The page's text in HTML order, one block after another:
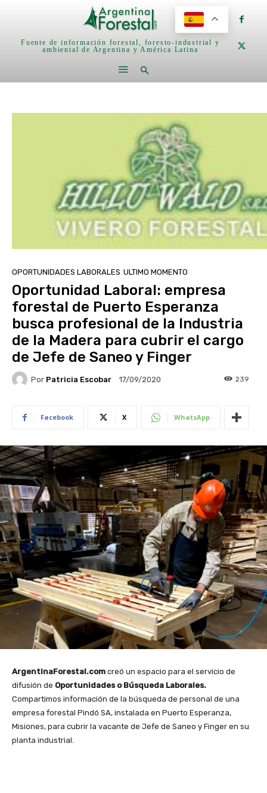
Fuente de información forestal, foresto-industrial y
ambiental de Argentina y América Latina
OPORTUNIDADES LABORALES ULTIMO MOMENTO
Oportunidad Laboral: empresa
forestal de Puerto Esperanza
busca profesional de la Industria
de la Madera para cubrir el cargo
de Jefe de Saneo y Finger
Por Patricia Escobar 17/09/2020 239
Facebook X WhatsApp
ArgentinaForestal.com creó un espacio para el servicio de
difusión de Oportunidades o Búsqueda Laborales.
Compartimos información de la búsqueda de personal de una
empresa forestal Pindó SA, instalada en Puerto Esperanza,
Misiones, para cubrir la vacante de Jefe de Saneo y Finger en su
planta industrial.